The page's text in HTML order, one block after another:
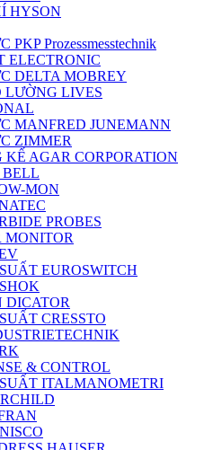
HYSON
Prozessmesstechnik
ELECTRONIC
DELTA MOBREY
LIVES
MANFRED JUNEMANN
ZIMMER
AGAR CORPORATION
MON
PROBES
EUROSWITCH
CRESSTO
& CONTROL
ITALMANOMETRI